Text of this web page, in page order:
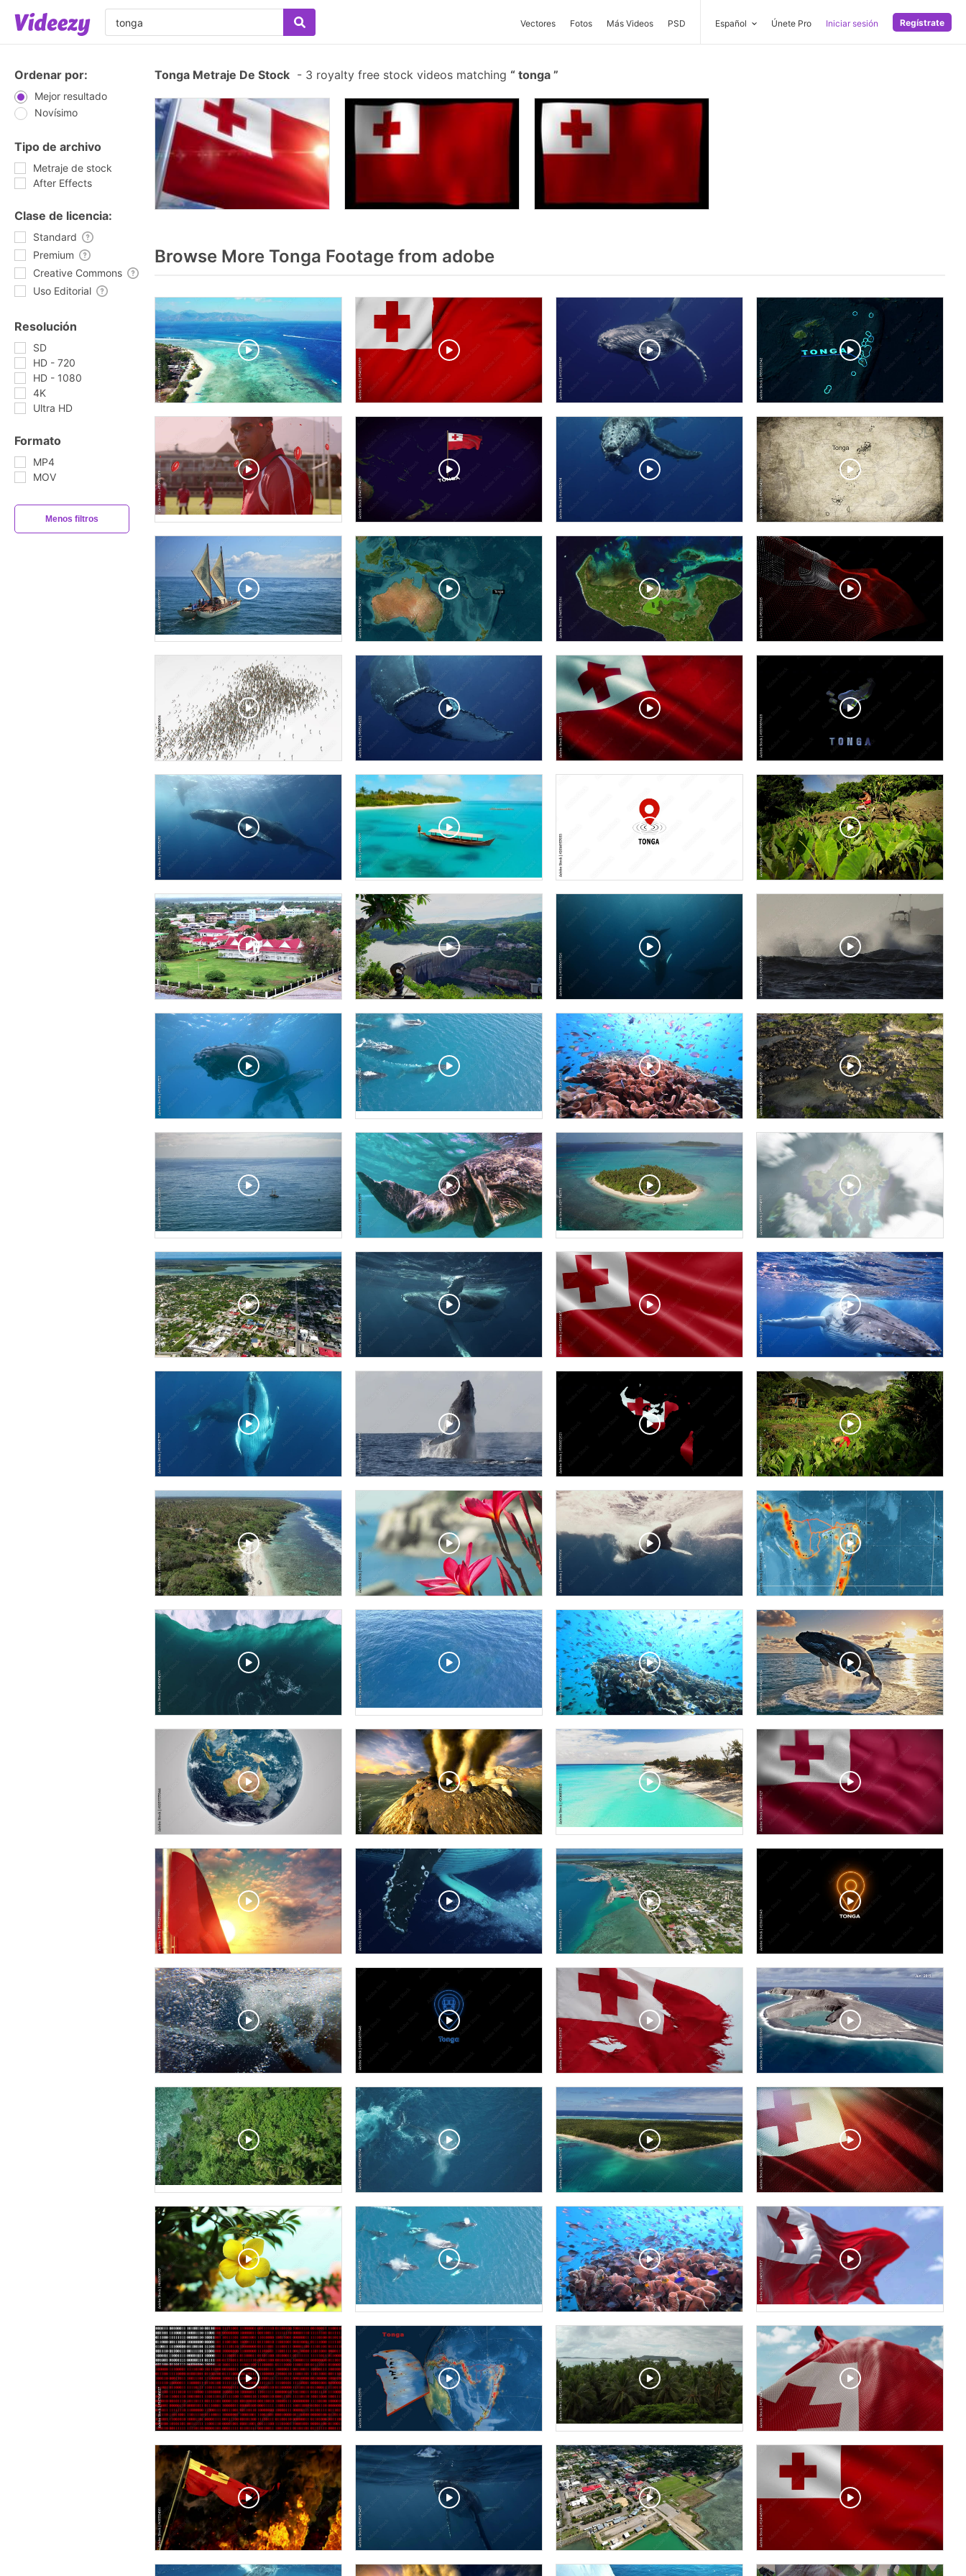
Vectores Fotos Más Videos PSD Español Únete Pro Iniciar sesión Regístrate
Ordenar por:
Mejor resultado
Novísimo
Tipo de archivo
Metraje de stock
After Effects
Clase de licencia:
Standard
Premium
Creative Commons
Uso Editorial
Resolución
SD
HD - 720
HD - 1080
4K
Ultra HD
Formato
MP4
MOV
Menos filtros
Tonga Metraje De Stock - 3 royalty free stock videos matching tonga
Browse More Tonga Footage from adobe